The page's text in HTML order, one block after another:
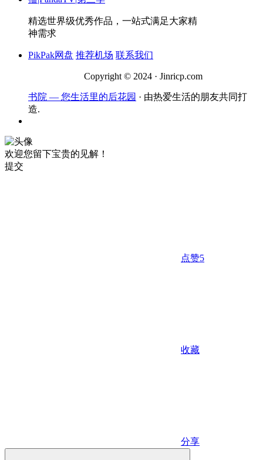
精选世界级优秀作品，一站式满足大家精
神需求
PikPak网盘 推荐机场 联系我们
Copyright © 2024 · Jinricp.com
书院 — 您生活里的后花园 · 由热爱生活的朋友共同打
造.
欢迎您留下宝贵的见解！
提交
点赞5
收藏
分享